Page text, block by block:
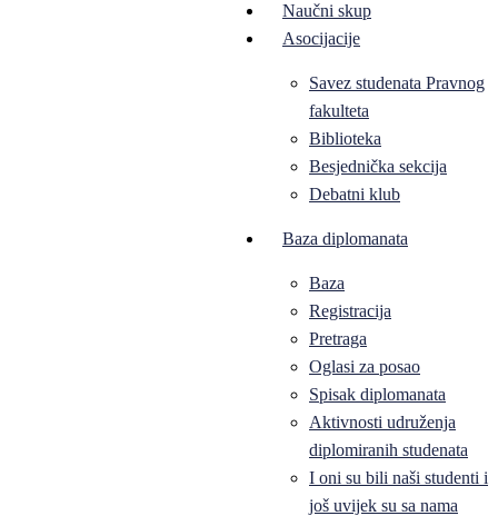
Naučni skup
Asocijacije
Savez studenata Pravnog
fakulteta
Biblioteka
Besjednička sekcija
Debatni klub
Baza diplomanata
Baza
Registracija
Pretraga
Oglasi za posao
Spisak diplomanata
Aktivnosti udruženja
diplomiranih studenata
I oni su bili naši studenti i
još uvijek su sa nama